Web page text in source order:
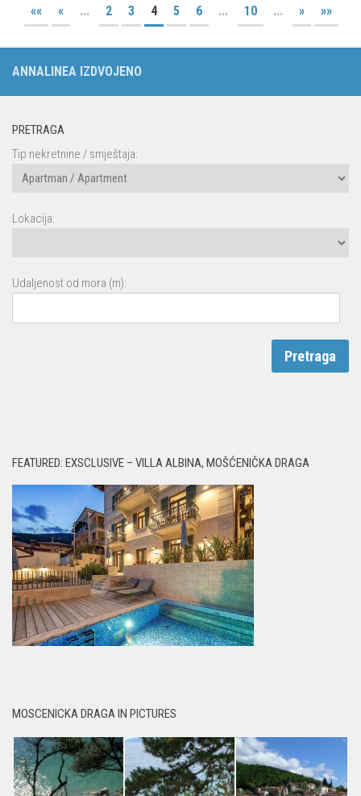
«« « ... 2 3 4 5 6 ... 10 ... » »»
ANNALINEA IZDVOJENO
PRETRAGA
Tip nekretnine / smještaja:
Lokacija:
Udaljenost od mora (m):
FEATURED: EXSCLUSIVE – VILLA ALBINA, MOŠĆENIČKA DRAGA
MOSCENICKA DRAGA IN PICTURES